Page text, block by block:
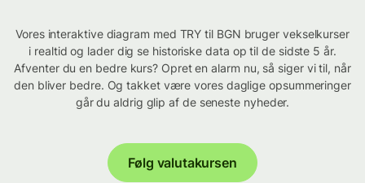
Vores interaktive diagram med TRY til BGN bruger vekselkurser
i realtid og lader dig se historiske data op til de sidste 5 år.
Afventer du en bedre kurs? Opret en alarm nu, så siger vi til, når
den bliver bedre. Og takket være vores daglige opsummeringer
går du aldrig glip af de seneste nyheder.
Følg valutakursen